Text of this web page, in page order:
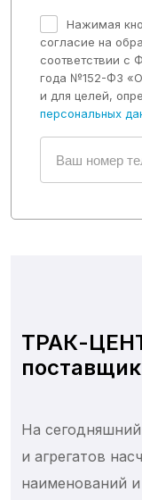
Крестовины
Рулевое
Шестерни
Раздаточная
Стопоры
Хомуты
Фильтры
Фильтры
Фильтры
Нажимая
согласие на
соответствии с
года №152-ФЗ «О
и для целей,
персональных
ТРАК-
На
и агрегатов
наименований